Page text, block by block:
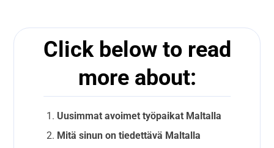
Click below to read
more about:
Uusimmat avoimet työpaikat Maltalla
Mitä sinun on tiedettävä Maltalla